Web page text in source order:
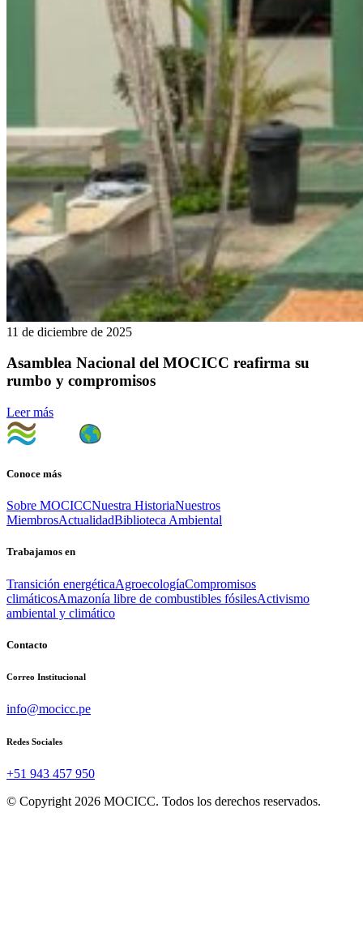
11 de diciembre de 2025
Asamblea Nacional del MOCICC reafirma su
rumbo y compromisos
Leer más
Conoce más
Sobre MOCICCNuestra HistoriaNuestros
MiembrosActualidadBiblioteca Ambiental
Trabajamos en
Transición energéticaAgroecologíaCompromisos
climáticosAmazonía libre de combustibles fósilesActivismo
ambiental y climático
Contacto
Correo Institucional
info@mocicc.pe
Redes Sociales
+51 943 457 950
© Copyright 2026 MOCICC. Todos los derechos reservados.